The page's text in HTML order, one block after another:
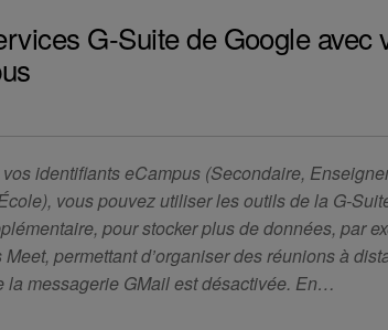
G-Suite de Google avec
vos identifiants eCampus (Secondaire,
vous pouvez utiliser les outils de la G-
pour stocker plus de données, par
permettant d’organiser des réunions à
la messagerie GMail est désactivée. En…